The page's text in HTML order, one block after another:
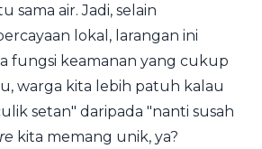
sama air. Jadi, selain
lokal, larangan ini
fungsi keamanan yang cukup
warga kita lebih patuh kalau
setan" daripada "nanti susah
kita memang unik, ya?